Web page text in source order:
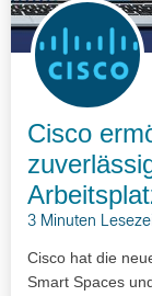
Cisco
3 Minuten
Cisco hat die
Smart Spaces